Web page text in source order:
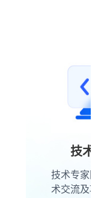
技术
技术专家团
术交流及项